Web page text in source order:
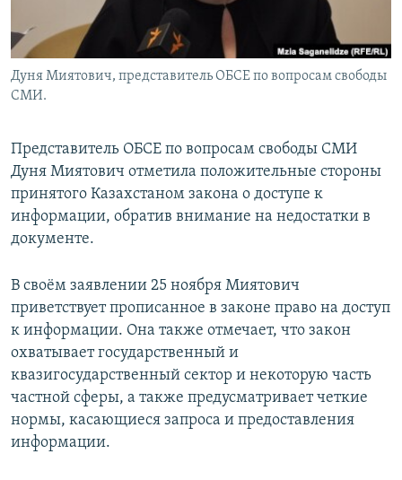
Дуня Миятович, представитель ОБСЕ по вопросам свободы
СМИ.
Представитель ОБСЕ по вопросам свободы СМИ
Дуня Миятович отметила положительные стороны
принятого Казахстаном закона о доступе к
информации, обратив внимание на недостатки в
документе.
В своём заявлении 25 ноября Миятович
приветствует прописанное в законе право на доступ
к информации. Она также отмечает, что закон
охватывает государственный и
квазигосударственный сектор и некоторую часть
частной сферы, а также предусматривает четкие
нормы, касающиеся запроса и предоставления
информации.